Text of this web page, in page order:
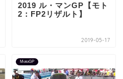
2019 ル・マンGP【モト
2：FP2リザルト】
2019-05-17
MotoGP